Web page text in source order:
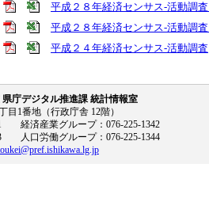
平成２８年経済センサス-活動調
平成２８年経済センサス-活動調
平成２４年経済センサス-活動調査
庁デジタル推進課 統計情報室
1番地（行政庁舎 12階）
経済産業グループ：076-225-1342
人口労働グループ：076-225-1344